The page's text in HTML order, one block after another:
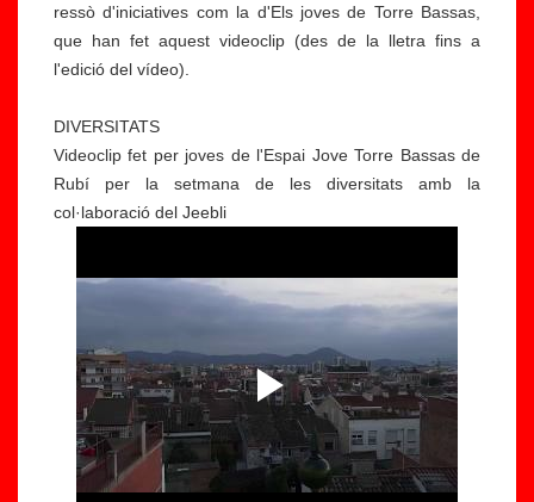
ressò d'iniciatives com la d'Els joves de Torre Bassas,
que han fet aquest videoclip (des de la lletra fins a
l'edició del vídeo).
DIVERSITATS
Videoclip fet per joves de l'Espai Jove Torre Bassas de
Rubí per la setmana de les diversitats amb la
col·laboració del Jeebli